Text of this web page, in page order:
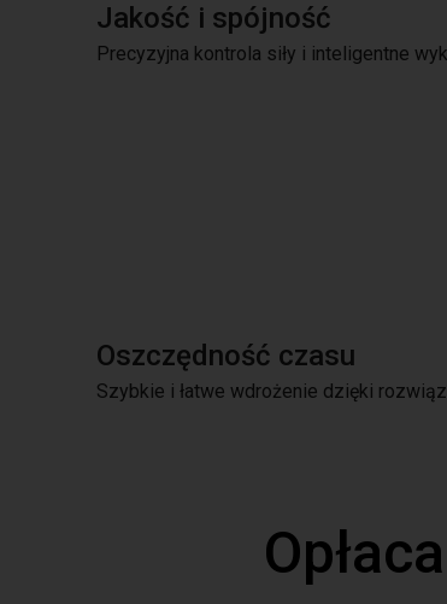
Jakość i spójność
Precyzyjna kontrola siły i inteligentne
Oszczędność czasu
Szybkie i łatwe wdrożenie dzięki